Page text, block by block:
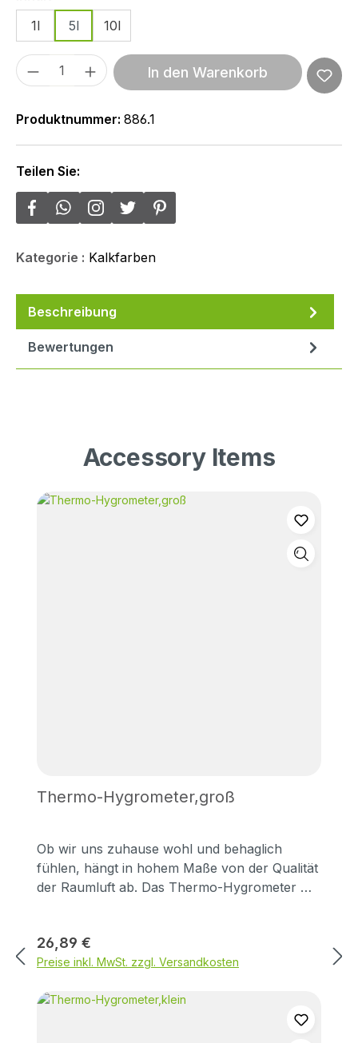
1l
5l 10l
Produkt Anzahl: Gib den gewünschten
In den Warenkorb
Produktnummer: 886.1
Teilen Sie:
Kategorie : Kalkfarben
Beschreibung
Bewertungen
Produktgalerie überspringen
Accessory Items
Thermo-Hygrometer,groß
Ob wir uns zuhause wohl und behaglich
fühlen, hängt in hohem Maße von der Qualität
der Raumluft ab. Das Thermo-Hygrometer mit
Raumklimas. Temperatur und Luftfeuchtigkeit
können Sie einfach im Blick behalten und
wenn die Werte außerhalb der farblich
gekennzeichneten Komfortzonen liegen. So
Regulärer Preis:
26,89 €
Preise inkl. MwSt. zzgl. Versandkosten